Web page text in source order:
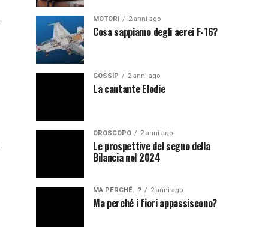
MOTORI 2 anni ago
Cosa sappiamo degli aerei F-16?
GOSSIP 2 anni ago
La cantante Elodie
OROSCOPO 2 anni ago
Le prospettive del segno della
Bilancia nel 2024
MA PERCHÉ...? 2 anni ago
Ma perché i fiori appassiscono?